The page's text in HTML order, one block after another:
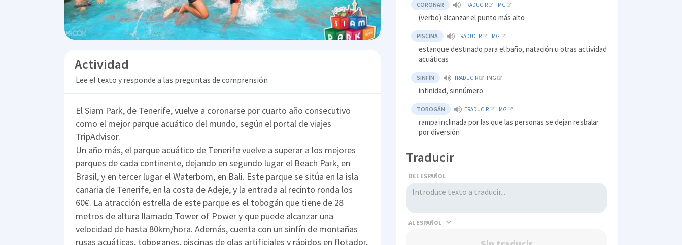
Actividad
Lee el texto y responde a las preguntas de comprensión
El Siam Park, de Tenerife, vuelve a coronarse por cuarto año consecutivo
como el mejor parque acuático del mundo, según el portal de viajes
TripAdvisor.
Un año más, el parque acuático de Tenerife vuelve a superar a los mejores
parques de cada continente, dejando en segundo lugar el Beach Park, en
Brasil, y en tercer lugar el Waterbom, en Bali. Este parque se sitúa en la isla
canaria de Tenerife, en la costa de Adeje, y la entrada al recinto ronda los
60€. La atracción estrella de este parque es el tobogán que tiene de 28
metros de altura llamado Tower of Power y que puede alcanzar una
velocidad de hasta 80km/hora. Además, cuenta con un sinfín de montañas
rusas acuáticas, toboganes, piscinas de olas artificiales y rápidos en flotador,
CORONAR TRADUCIR IMG
(verbo) alcanzar el punto más alto
PISCINA TRADUCIR IMG
estanque destinado para el baño, natación u otras actividad
acuáticas
SINFÍN TRADUCIR IMG
infinidad, sinnúmero
TOBOGÁN TRADUCIR IMG
rampa inclinada por las que las personas se dejan resbalar
por diversión
Traducir
DEL ESPAÑOL
AL